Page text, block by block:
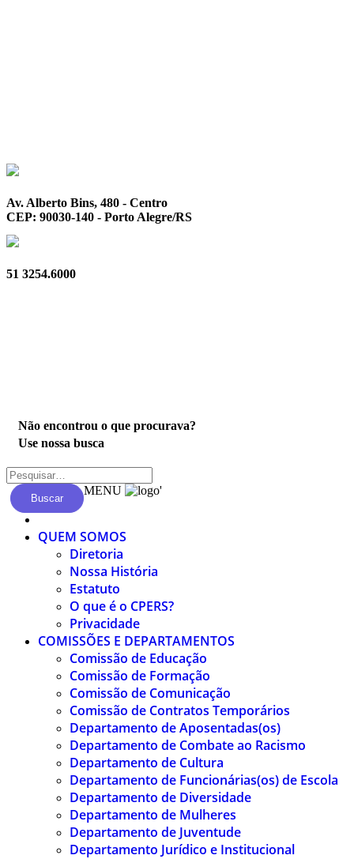
Av. Alberto Bins, 480 - Centro
CEP: 90030-140 - Porto Alegre/RS
51 3254.6000
Não encontrou o que procurava?
Use nossa busca
Buscar
MENU '
QUEM SOMOS
Diretoria
Nossa História
Estatuto
O que é o CPERS?
Privacidade
COMISSÕES E DEPARTAMENTOS
Comissão de Educação
Comissão de Formação
Comissão de Comunicação
Comissão de Contratos Temporários
Departamento de Aposentadas(os)
Departamento de Combate ao Racismo
Departamento de Cultura
Departamento de Funcionárias(os) de Escola
Departamento de Diversidade
Departamento de Mulheres
Departamento de Juventude
Departamento Jurídico e Institucional